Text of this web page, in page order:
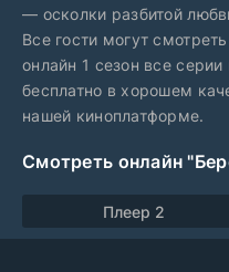
— осколки разбитой
Все гости могут
онлайн 1 сезон все
бесплатно в хорошем
нашей киноплатформе.
Смотреть онлайн
Плеер 2